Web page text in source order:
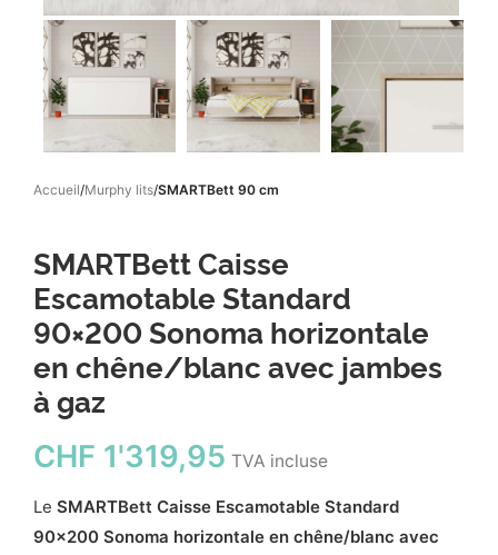
Accueil Murphy lits SMARTBett 90 cm
SMARTBett Caisse
Escamotable Standard
90×200 Sonoma horizontale
en chêne/blanc avec jambes
à gaz
CHF 1'319,95 TVA incluse
Le SMARTBett Caisse Escamotable Standard
90x200 Sonoma horizontale en chêne/blanc avec